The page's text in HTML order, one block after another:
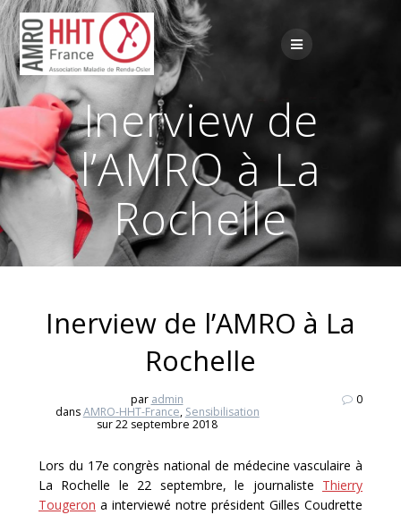
Passer
au
contenu
Inerview de
l’AMRO à La
Rochelle
Inerview de l’AMRO à La
Rochelle
par admin
dansAMRO-HHT-France, Sensibilisation
sur 22 septembre 2018
0
Lors du 17e congrès national de médecine vasculaire à
La Rochelle le 22 septembre, le journaliste Thierry
Tougeron a interviewé notre président Gilles Coudrette